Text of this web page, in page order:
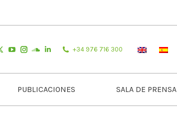
+34 976 716 300
PUBLICACIONES SALA DE PRENSA